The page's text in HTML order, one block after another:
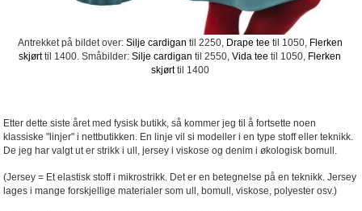
Antrekket på bildet over: Silje cardigan til 2250, Drape tee til 1050, Flerken
skjørttil 1400. Småbilder: Silje cardigan til 2550, Vida tee til 1050, Flerken
skjørttil 1400
Etter dette siste året med fysisk butikk, så kommer jeg til å fortsette noen
klassiske "linjer" i nettbutikken. En linje vil si modeller i en type stoff eller teknikk.
De jeg har valgt ut er strikk i ull, jersey i viskose og denim i økologisk bomull.
(Jersey = Et elastisk stoff i mikrostrikk. Det er en betegnelse på en teknikk. Jersey
lages i mange forskjellige materialer som ull, bomull, viskose, polyester osv.)